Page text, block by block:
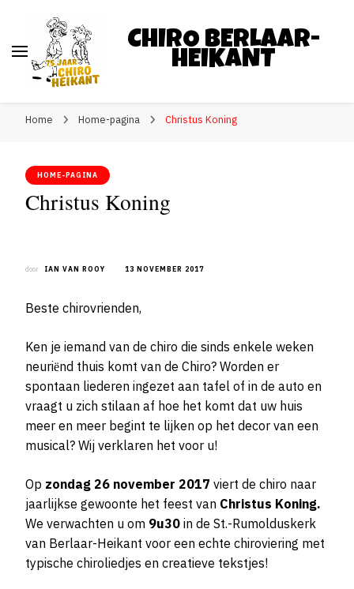
CHIRO BERLAAR-
HEIKANT
Home Home-pagina Christus Koning
HOME-PAGINA
Christus Koning
door IAN VAN ROOY 13 NOVEMBER 2017
Beste chirovrienden,
Ken je iemand van de chiro die sinds enkele weken
neuriënd thuis komt van de Chiro? Worden er
spontaan liederen ingezet aan tafel of in de auto en
vraagt u zich stilaan af hoe het komt dat uw huis
meer en meer begint te lijken op het decor van een
musical? Wij verklaren het voor u!
Op zondag 26 november 2017 viert de chiro naar
jaarlijkse gewoonte het feest van Christus Koning.
We verwachten u om 9u30in de St.-Rumolduskerk
van Berlaar-Heikant voor een echte chiroviering met
typische chiroliedjes en creatieve tekstjes!